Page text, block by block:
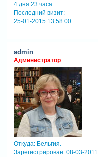
4 дня 23 часа
Последний визит:
25-01-2015 13:58:00
admin
Администратор
Откуда:Бельгия.
Зарегистрирован: 08-03-2011